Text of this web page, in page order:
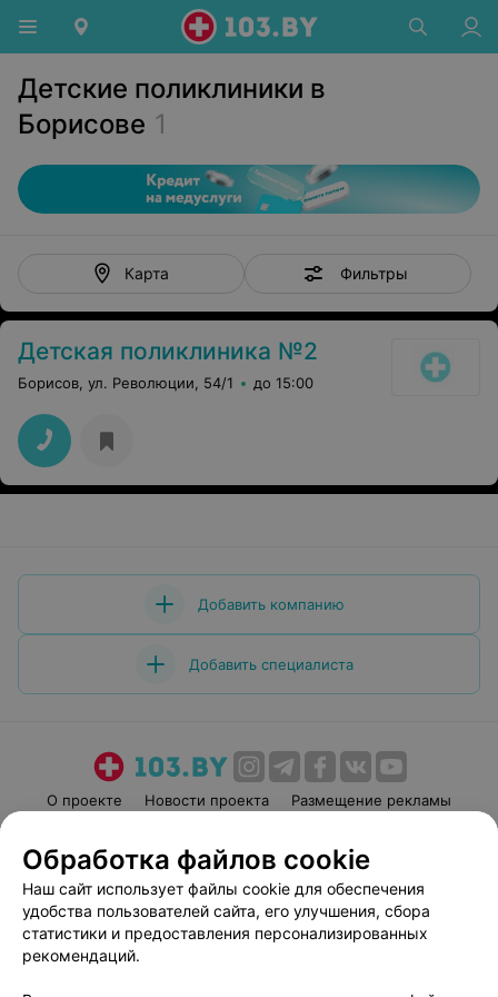
Детские поликлиники в
Борисове 1
Карта Фильтры
Детская поликлиника №2
Борисов, ул. Революции, 54/1 до 15:00
Добавить компанию
Добавить специалиста
О проекте Новости проекта
Размещение рекламы
Пользовательское соглашение
Способы оплаты
Вакансии
Партнеры
Написать руководителю 103.by
Обработка файлов cookie
Наш сайт использует файлы cookie для обеспечения
удобства пользователей сайта, его улучшения, сбора
статистики и предоставления персонализированных
рекомендаций.